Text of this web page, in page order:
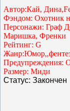
Автор:Кай,
Фэндом: Охотник
Персонажи: Граф
Маришка, Френки
Рейтинг: G
Предупреждения:
Размер: Миди
Статус: Закончен